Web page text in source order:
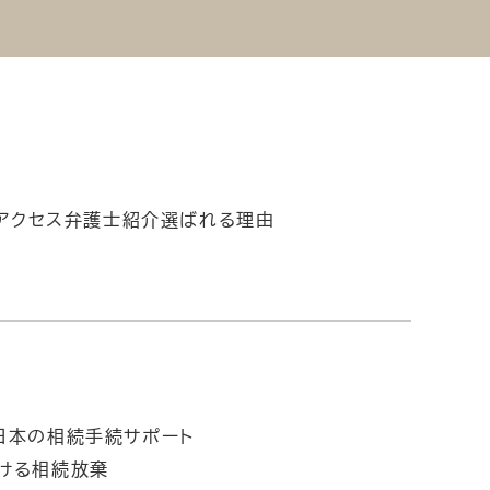
クセス弁護士紹介選ばれる理由
の相続手続サポート
る相続放棄